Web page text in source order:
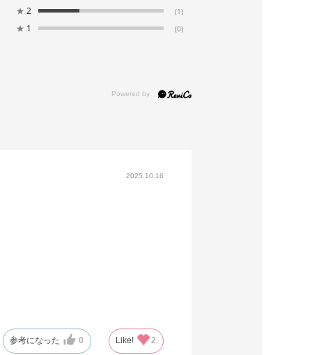
★ 2 (1)
★ 1 (0)
2025.10.16
参考になった 0 Like! 2